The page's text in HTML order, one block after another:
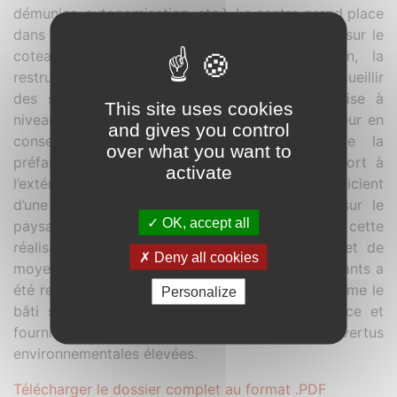
démunies, autonomisation, etc.). Le centre prend place
dans 3 anciens pavillons hospitaliers s’étageant sur le
coteau de l’Orge. Par économie de moyen, la
restructuration met à profit les existants pour accueillir
des studios et équipements communs. La mise à
niveau énergétique par une isolation par l’extérieur en
conservant la trame constructive issue de la
préfabrication lourde béton renouvelle le rapport à
l’extérieur de la façade. Tous les studios bénéficient
d’une porte fenêtre formant balcon donnant sur le
paysage de l’Orge. Les principes adoptés pour cette
réalisation sont ceux de l’économie d’échelle et de
moyen : chaque modification apportée aux existants a
été retenue pour son efficience. Le paysage comme le
bâti sont réengagés pour réaliser une résidence et
fournir de véritables logis avec des vertus
environnementales élevées.
Télécharger le dossier complet au format .PDF
This site uses cookies
and gives you control
over what you want to
activate
OK, accept all
Deny all cookies
Personalize